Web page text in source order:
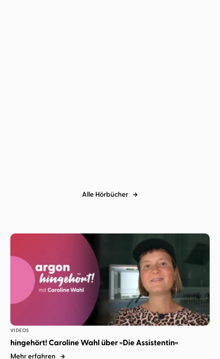
Alle Hörbücher
VIDEOS
hingehört! Caroline Wahl über »Die Assistentin«
Mehr erfahren